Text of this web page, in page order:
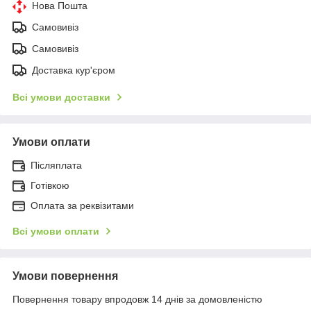
Нова Пошта
Самовивіз
Самовивіз
Доставка кур'єром
Всі умови доставки
Умови оплати
Післяплата
Готівкою
Оплата за реквізитами
Всі умови оплати
Умови повернення
Повернення товару впродовж 14 днів за домовленістю